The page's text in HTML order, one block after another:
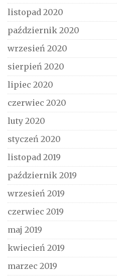
listopad 2020
październik 2020
wrzesień 2020
sierpień 2020
lipiec 2020
czerwiec 2020
luty 2020
styczeń 2020
listopad 2019
październik 2019
wrzesień 2019
czerwiec 2019
maj 2019
kwiecień 2019
marzec 2019